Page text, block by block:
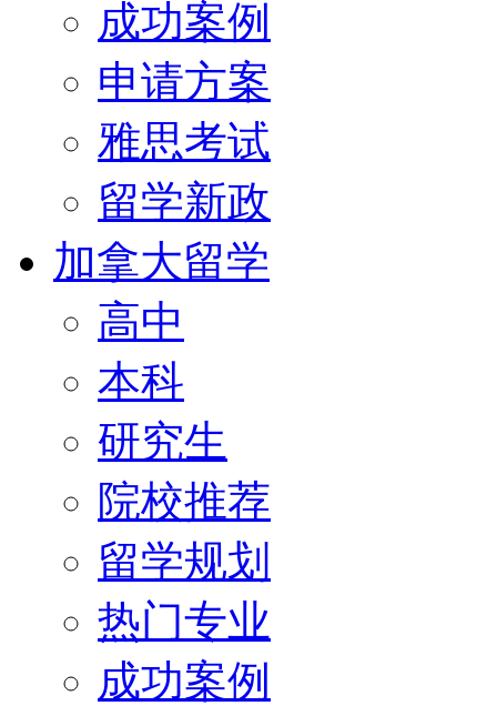
成功案例
申请方案
雅思考试
留学新政
加拿大留学
高中
本科
研究生
院校推荐
留学规划
热门专业
成功案例